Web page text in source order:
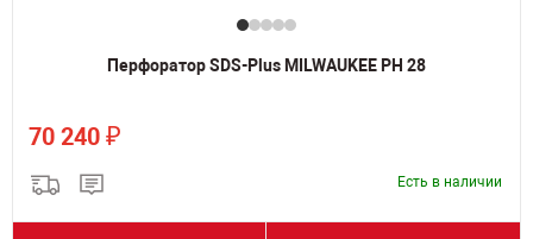
Перфоратор SDS-Plus MILWAUKEE PH 28
70 240 ₽
Есть в наличии